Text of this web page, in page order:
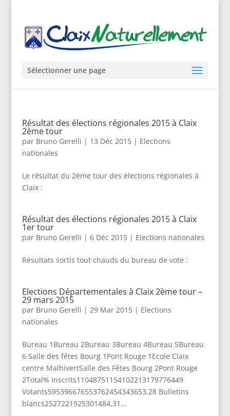
Sélectionner une page
Résultat des élections régionales 2015 à Claix
2ème tour
par Bruno Gerelli | 13 Déc 2015| Elections
nationales
Le résultat du 2ème tour des élections régionales à
Claix :
Résultat des élections régionales 2015 à Claix
1er tour
par Bruno Gerelli | 6 Déc 2015| Elections nationales
Résultats sortis tout chauds du bureau de vote :
Elections Départementales à Claix 2ème tour –
29 mars 2015
par Bruno Gerelli | 29 Mar 2015| Elections
nationales
Bureau 1Bureau 2Bureau 3Bureau 4Bureau 5Bureau
6 Salle des fêtes Bourg 1Pont Rouge 1Ecole Claix
centre MalhivertSalle des Fêtes Bourg 2Pont Rouge
2Total% Inscrits11048751154102213179776449
Votants595396676553762454343653,28 Bulletins
blancs2527221925301484,31...